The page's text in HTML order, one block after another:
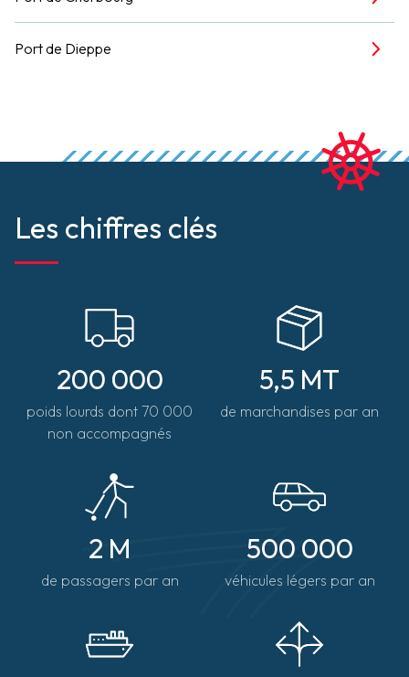
Port de Dieppe
Les chiffres clés
200 000
poids lourds dont 70 000
non accompagnés
5,5 MT
de marchandises par an
2 M
de passagers par an
500 000
véhicules légers par an